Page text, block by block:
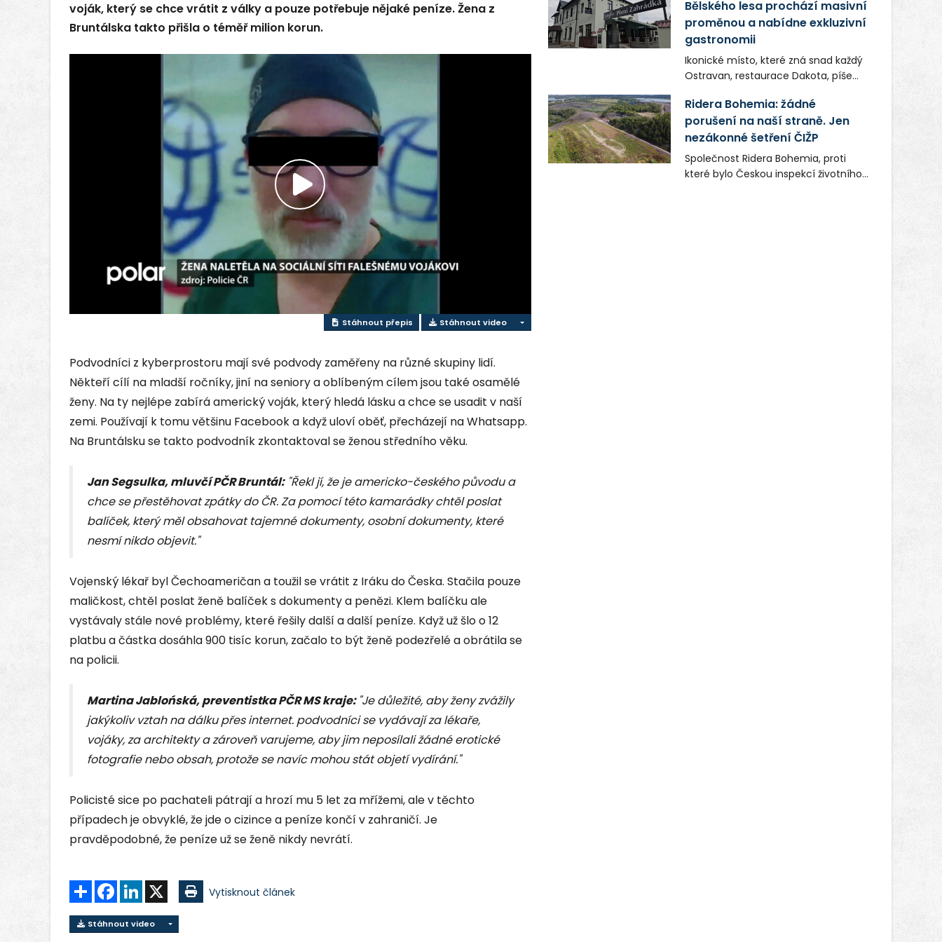
voják, který se chce vrátit z války a pouze potřebuje nějaké peníze. Žena z
Bruntálska takto přišla o téměř milion korun.
Přehrát
video
Stáhnout přepis Stáhnout video
Podvodníci z kyberprostoru mají své podvody zaměřeny na různé skupiny lidí.
Někteří cílí na mladší ročníky, jiní na seniory a oblíbeným cílem jsou také osamělé
ženy. Na ty nejlépe zabírá americký voják, který hledá lásku a chce se usadit v naší
zemi. Používají k tomu většinu Facebook a když uloví oběť, přecházejí na Whatsapp.
Na Bruntálsku se takto podvodník zkontaktoval se ženou středního věku.
Jan Segsulka, mluvčí PČR Bruntál:"Řekl jí, že je americko-českého původu a
chce se přestěhovat zpátky do ČR. Za pomocí této kamarádky chtěl poslat
balíček, který měl obsahovat tajemné dokumenty, osobní dokumenty, které
nesmí nikdo objevit."
Vojenský lékař byl Čechoameričan a toužil se vrátit z Iráku do Česka. Stačila pouze
maličkost, chtěl poslat ženě balíček s dokumenty a penězi. Klem balíčku ale
vystávaly stále nové problémy, které řešily další a další peníze. Když už šlo o 12
platbu a částka dosáhla 900 tisíc korun, začalo to být ženě podezřelé a obrátila se
na policii.
Martina Jablońská, preventistka PČR MS kraje: "Je důležité, aby ženy zvážily
jakýkoliv vztah na dálku přes internet. podvodníci se vydávají za lékaře,
vojáky, za architekty a zároveň varujeme, aby jim neposílali žádné erotické
fotografie nebo obsah, protože se navíc mohou stát objetí vydírání."
Policisté sice po pachateli pátrají a hrozí mu 5 let za mřížemi, ale v těchto
případech je obvyklé, že jde o cizince a peníze končí v zahraničí. Je
pravděpodobné, že peníze už se ženě nikdy nevrátí.
Sdílet FacebookLinkedIn Vytisknout článek
Stáhnout video
Bělského lesa prochází masivní
proměnou a nabídne exkluzivní
gastronomii
Ikonické místo, které zná snad každý
Ostravan, restaurace Dakota, píše
společnost Dang Investment Group
s.r.o. investuje do projektu přes 50
milionů korun. Cílem je přinést
Ostravě dva špičkové gastronomické
koncepty, které v regionu dosud
chyběly, luxusní středomořskou
Ridera Bohemia: žádné
porušení na naší straně. Jen
nezákonné šetření ČIŽP
Společnost Ridera Bohemia, proti
které bylo Českou inspekcí životního